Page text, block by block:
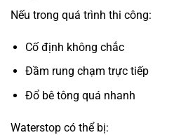
Nếu trong quá trình thi công:
Cố định không chắc
Đầm rung chạm trực tiếp
Đổ bê tông quá nhanh
Waterstop có thể bị: